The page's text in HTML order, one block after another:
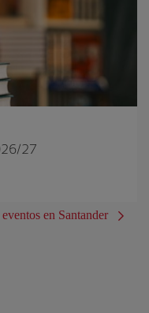
27
en Santander